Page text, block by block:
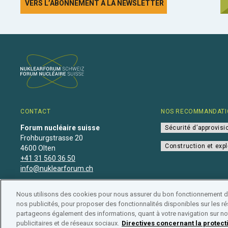
VERS L’ABONNEMENT À LA NEWSLETTER
CONTACT
Forum nucléaire suisse
Frohburgstrasse 20
4600 Olten
+41 31 560 36 50
info@nuklearforum.ch
NOS
Sécurité
Construction et
Déclaration de confidentialité • Impressum • Affiliation
Nous utilisons des cookies pour nous assurer du bon fonctionnement
nos publicités, pour proposer des fonctionnalités disponibles sur les
partageons également des informations, quant à votre navigation sur
publicitaires et de réseaux sociaux. Directives concernant la